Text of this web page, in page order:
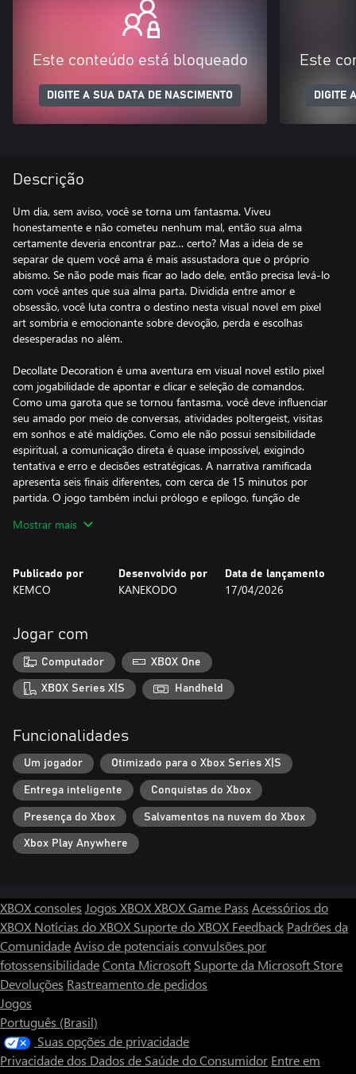
Este conteúdo está bloqueado
DIGITE A SUA DATA DE NASCIMENTO
Este
DIGITE
Descrição
Um dia, sem aviso, você se torna um fantasma. Viveu
honestamente e não cometeu nenhum mal, então sua alma
certamente deveria encontrar paz… certo? Mas a ideia de se
separar de quem você ama é mais assustadora que o próprio
abismo. Se não pode mais ficar ao lado dele, então precisa levá-lo
com você antes que sua alma parta. Dividida entre amor e
obsessão, você luta contra o destino nesta visual novel em pixel
art sombria e emocionante sobre devoção, perda e escolhas
desesperadas no além.
Decollate Decoration é uma aventura em visual novel estilo pixel
com jogabilidade de apontar e clicar e seleção de comandos.
Como uma garota que se tornou fantasma, você deve influenciar
seu amado por meio de conversas, atividades poltergeist, visitas
em sonhos e até maldições. Como ele não possui sensibilidade
espiritual, a comunicação direta é quase impossível, exigindo
tentativa e erro e decisões estratégicas. A narrativa ramificada
apresenta seis finais diferentes, com cerca de 15 minutos por
partida. O jogo também inclui prólogo e epílogo, função de
incentivando a rejogabilidade e a conclusão completa.
Mostrar mais
Publicado por
KEMCO
Desenvolvido por
KANEKODO
Data de lançamento
17/04/2026
Jogar com
Computador XBOX One
XBOX Series X|S Handheld
Funcionalidades
Um jogador Otimizado para o Xbox Series X|S
Entrega inteligente Conquistas do Xbox
Presença do Xbox Salvamentos na nuvem do Xbox
Xbox Play Anywhere
XBOX consoles Jogos XBOXXBOX Game Pass Acessórios do
XBOX Notícias do XBOX Suporte do XBOX Feedback Padrões da
ComunidadeAviso de potenciais convulsões por
fotossensibilidadeConta Microsoft Suporte da Microsoft Store
Devoluções Rastreamento de pedidos
Jogos
Português (Brasil)
Suas opções de privacidade
Privacidade dos Dados de Saúde do Consumidor Entre em